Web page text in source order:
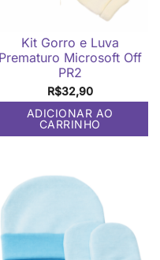
Kit Gorro e Luva
Prematuro Microsoft Off
PR2
R$32,90
ADICIONAR AO
CARRINHO